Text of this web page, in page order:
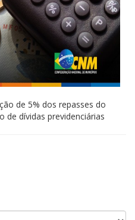
de 5% dos repasses do
de dívidas previdenciárias